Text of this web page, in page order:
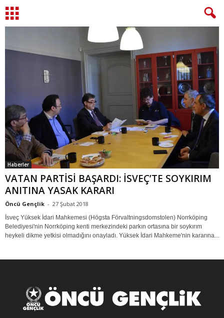
Haberler
VATAN PARTİSİ BAŞARDI: İSVEÇ’TE SOYKIRIM
ANITINA YASAK KARARI
Öncü Gençlik - 27 Şubat 2018
İsveç Yüksek İdari Mahkemesi (Högsta Förvaltningsdomstolen) Norrköping
Belediyesi'nin Norrköping kenti merkezindeki parkın ortasına bir soykırım
heykeli dikme yetkisi olmadığını onayladı. Yüksek İdari Mahkeme'nin kararına...